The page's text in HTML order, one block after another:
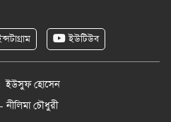
ইউটিউব
ইউসুফ হোসেন
নীলিমা চৌধুরী